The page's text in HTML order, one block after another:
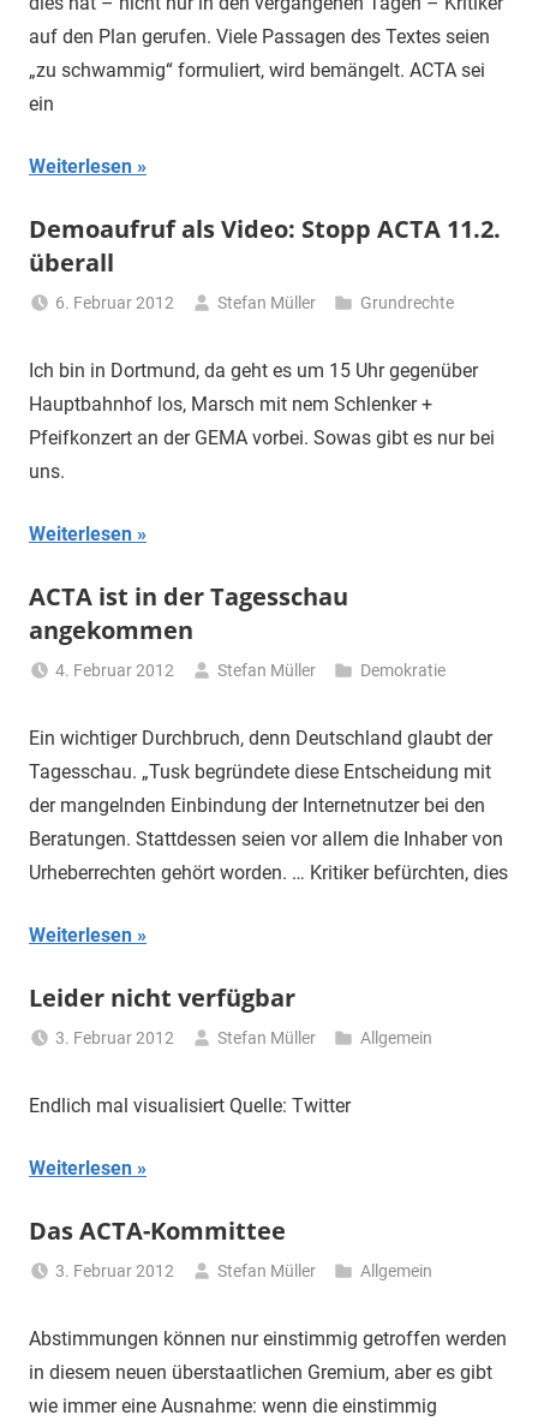
auf den Plan gerufen. Viele Passagen des Textes seien
„zu schwammig“ formuliert, wird bemängelt. ACTA sei
ein
Weiterlesen
Demoaufruf als Video: Stopp ACTA 11.2.
überall
6. Februar 2012 Stefan Müller Grundrechte
Ich bin in Dortmund, da geht es um 15 Uhr gegenüber
Hauptbahnhof los, Marsch mit nem Schlenker +
Pfeifkonzert an der GEMA vorbei. Sowas gibt es nur bei
uns.
Weiterlesen
ACTA ist in der Tagesschau
angekommen
4. Februar 2012 Stefan Müller Demokratie
Ein wichtiger Durchbruch, denn Deutschland glaubt der
Tagesschau. „Tusk begründete diese Entscheidung mit
der mangelnden Einbindung der Internetnutzer bei den
Beratungen. Stattdessen seien vor allem die Inhaber von
Urheberrechten gehört worden. … Kritiker befürchten, dies
Weiterlesen
Leider nicht verfügbar
3. Februar 2012 Stefan Müller Allgemein
Endlich mal visualisiert Quelle: Twitter
Weiterlesen
Das ACTA-Kommittee
3. Februar 2012 Stefan Müller Allgemein
Abstimmungen können nur einstimmig getroffen werden
in diesem neuen überstaatlichen Gremium, aber es gibt
wie immer eine Ausnahme: wenn die einstimmig